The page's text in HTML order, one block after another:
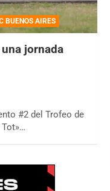
BUENOS AIRES
una jornada
#2 del Trofeo de